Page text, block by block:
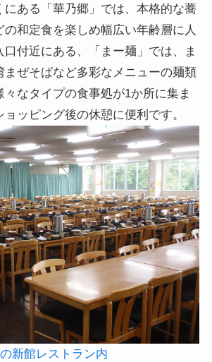
にある「華乃郷」では、本格的な蕎
の和定食を楽しめ幅広い年齢層に人
付近にある、「まー麺」では、ま
まぜそばなど多彩なメニューの麺類
なタイプの食事処が1か所に集ま
ッピング後の休憩に便利です。
新館レストラン内